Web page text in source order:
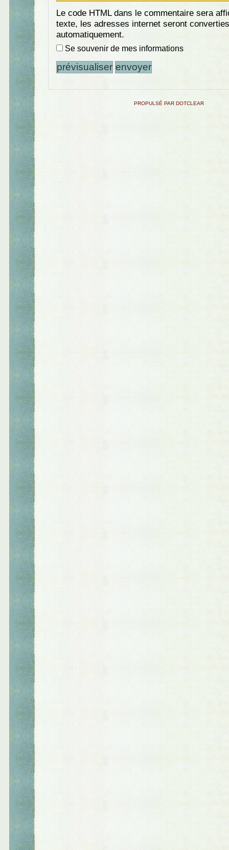
Le code HTML dans le commentaire sera
texte, les adresses internet seront converties
automatiquement.
Se souvenir de mes informations
PROPULSÉ PAR DOTCLEAR